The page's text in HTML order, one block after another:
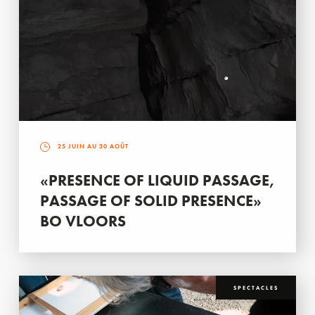
25 JUIN AU 30 AOÛT
«PRESENCE OF LIQUID PASSAGE,
PASSAGE OF SOLID PRESENCE»
BO VLOORS
SPECTACLES